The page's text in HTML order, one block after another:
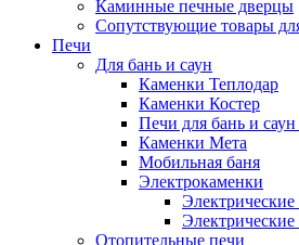
Каминные печные дверцы
Сопутствующие товары
Печи
Для бань и саун
Каменки Теплодар
Каменки Костер
Печи для бань и
Каменки Мета
Мобильная баня
Электрокаменки
Отопительные печи